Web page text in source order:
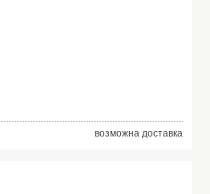
возможна доставка